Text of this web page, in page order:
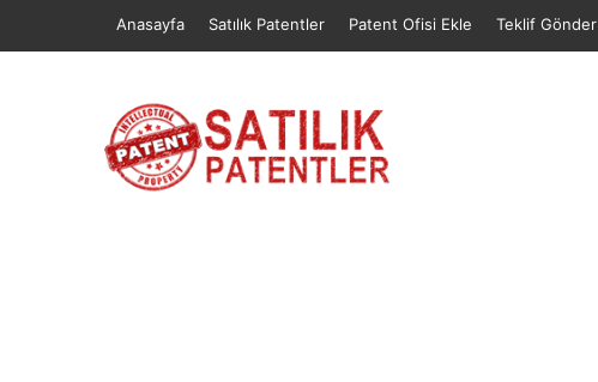
Anasayfa Satılık Patentler Patent Ofisi Ekle Teklif Gönder